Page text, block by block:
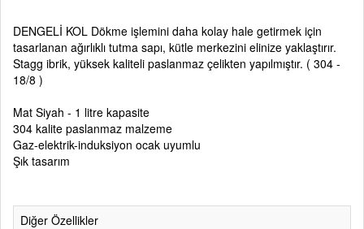
DENGELİ KOL Dökme işlemini daha kolay hale getirmek için
tasarlanan ağırlıklı tutma sapı, kütle merkezini elinize yaklaştırır.
Stagg ibrik, yüksek kaliteli paslanmaz çelikten yapılmıştır. ( 304 -
18/8 )
Mat Siyah - 1 litre kapasite
304 kalite paslanmaz malzeme
Gaz-elektrik-induksiyon ocak uyumlu
Şık tasarım
Diğer Özellikler